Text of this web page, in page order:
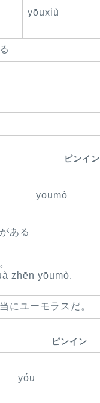
yōuxiù
ピンイン
yōumò
ある
zhēn yōumò.
にユーモラスだ。
ピンイン
yóu